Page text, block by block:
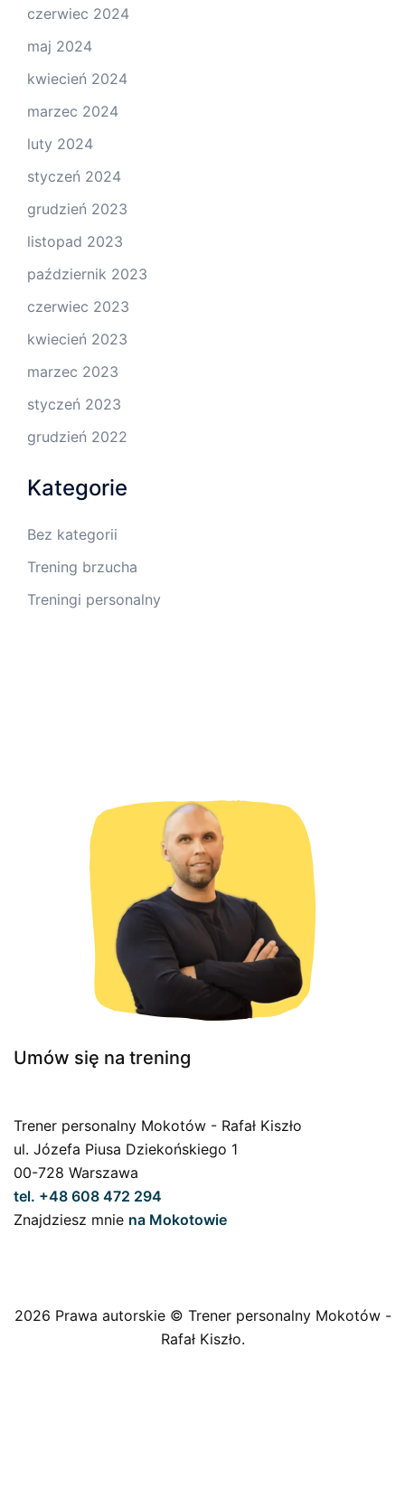
czerwiec 2024
maj 2024
kwiecień 2024
marzec 2024
luty 2024
styczeń 2024
grudzień 2023
listopad 2023
październik 2023
czerwiec 2023
kwiecień 2023
marzec 2023
styczeń 2023
grudzień 2022
Kategorie
Bez kategorii
Trening brzucha
Treningi personalny
Umów się na trening
Trener personalny Mokotów - Rafał Kiszło
ul. Józefa Piusa Dziekońskiego 1
00-728 Warszawa
tel. +48 608 472 294
Znajdziesz mnie na Mokotowie
2026 Prawa autorskie © Trener personalny Mokotów -
Rafał Kiszło.